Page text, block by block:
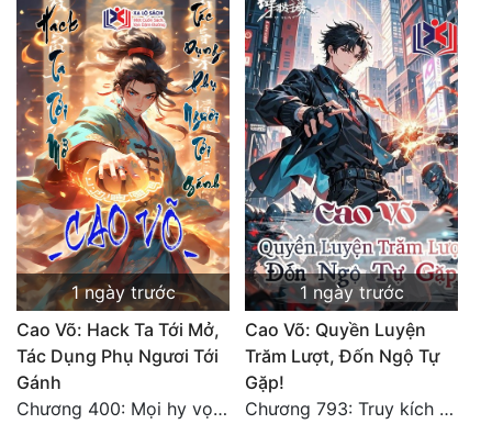
Trùng Sinh
Trọng Sinh
Tu Chân
Tu Tiên
Tội Phạm
Vô Địch
Võ Hiệp
Võng Du
Xuyên Không
Xuyên Nhanh
1 ngày trước
Cao Võ: Hack Ta Tới Mở,
Tác Dụng Phụ Ngươi Tới
Gánh
Chương 400: Mọi hy vọng đặt trên Tô Mặc!
1 ngày trước
Cao Võ: Quyền Luyện
Trăm Lượt, Đốn Ngộ Tự
Gặp!
Chương 793: Truy kích (2)